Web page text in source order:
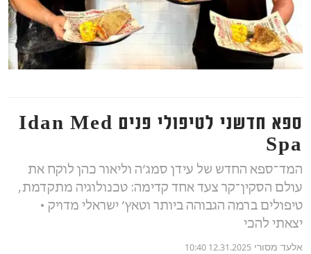
ספא חדשני לטיפולי פנים Idan Med
Spa
המד־ספא החדש של עידן סמג’ה וליאור כהן לוקח את
עולם הסקין־קר צעד אחד קדימה: טכנולוגיה מתקדמת,
טיפולים ברמה הגבוהה ביותר וטאץ’ ישראלי מדויק •
יצאתי להכי
אלעד מסורי 12.31.2025 10:40